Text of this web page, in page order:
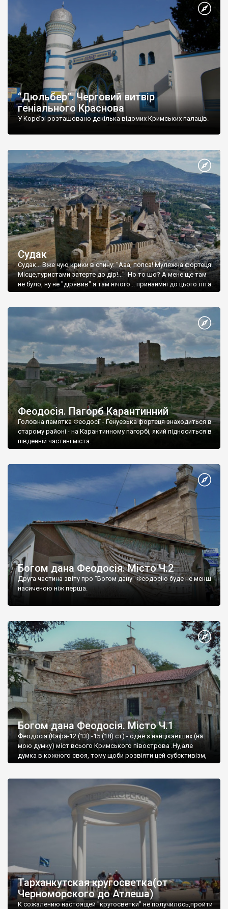
“Дюльбер”. Черговий витвір
геніального Краснова
У Кореїзі розташовано декілька відомих Кримських палаців.
Судак
Судак... Вже чую крики в спину: "Ааа, попса! Муляжна фортеця!
Місце,туристами затерте до дір!..." Но то шо? А мене ще там
не було, ну не "дірявив" я там нічого... принаймні до цього літа.
Феодосія. Пагорб Карантинний
Головна памятка Феодосії - Генуезька фортеця знаходиться в
старому районі - на Карантинному пагорбі, який підноситься в
південній частині міста.
Богом дана Феодосія. Місто Ч.2
Друга частина звіту про "Богом дану" Феодосію буде не менш
насиченою ніж перша.
Богом дана Феодосія. Місто Ч.1
Феодосія (Кафа-12 (13) -15 (18) ст) - одне з найцікавіших (на
мою думку) міст всього Кримського півострова .Ну,але
думка в кожного своя, тому щоби розвіяти цей субєктивізм,
запрошую відвідати це
Тарханкутская кругосветка(от
Черноморского до Атлеша)
К сожалению настоящей "кругосветки" не получилось,пройти